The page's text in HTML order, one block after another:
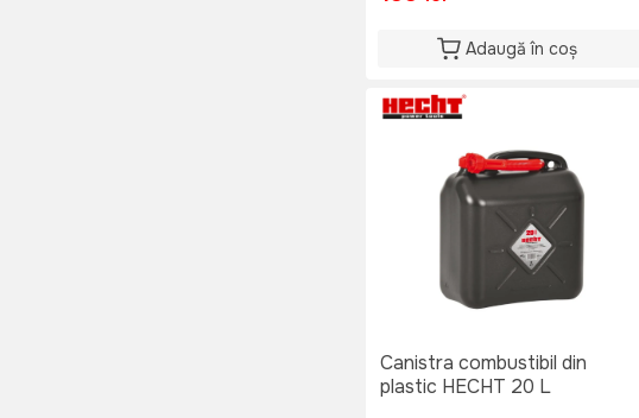
Adaugă în coș
Canistra combustibil din
plastic HECHT 20 L